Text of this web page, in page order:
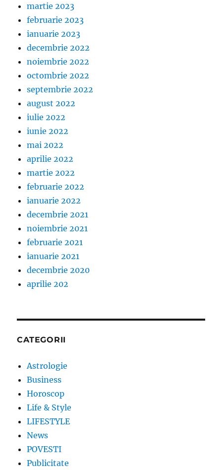
martie 2023
februarie 2023
ianuarie 2023
decembrie 2022
noiembrie 2022
octombrie 2022
septembrie 2022
august 2022
iulie 2022
iunie 2022
mai 2022
aprilie 2022
martie 2022
februarie 2022
ianuarie 2022
decembrie 2021
noiembrie 2021
februarie 2021
ianuarie 2021
decembrie 2020
aprilie 202
CATEGORII
Astrologie
Business
Horoscop
Life & Style
LIFESTYLE
News
POVESTI
Publicitate